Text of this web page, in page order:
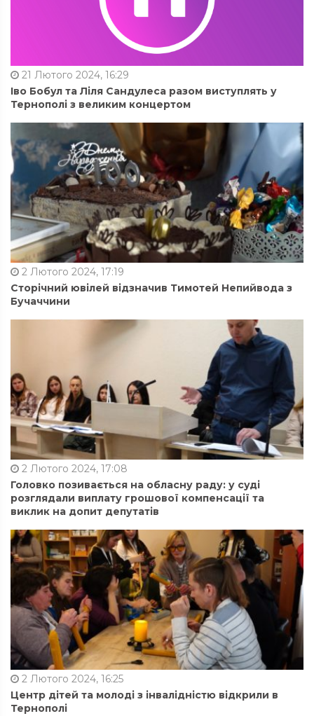
21 Лютого 2024, 16:29
Іво Бобул та Ліля Сандулеса разом виступлять у
Тернополі з великим концертом
2 Лютого 2024, 17:19
Сторічний ювілей відзначив Тимотей Непийвода з
Бучаччини
2 Лютого 2024, 17:08
Головко позивається на обласну раду: у суді
розглядали виплату грошової компенсації та
виклик на допит депутатів
2 Лютого 2024, 16:25
Центр дітей та молоді з інвалідністю відкрили в
Тернополі